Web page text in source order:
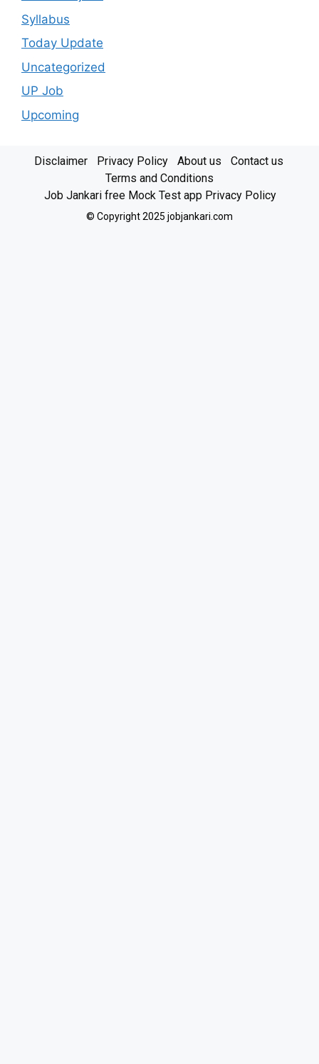
Syllabus
Today Update
Uncategorized
UP Job
Upcoming
Disclaimer Privacy Policy About us
Contact us
Terms and Conditions
Job Jankari free Mock Test app Privacy Policy
© Copyright 2025 jobjankari.com